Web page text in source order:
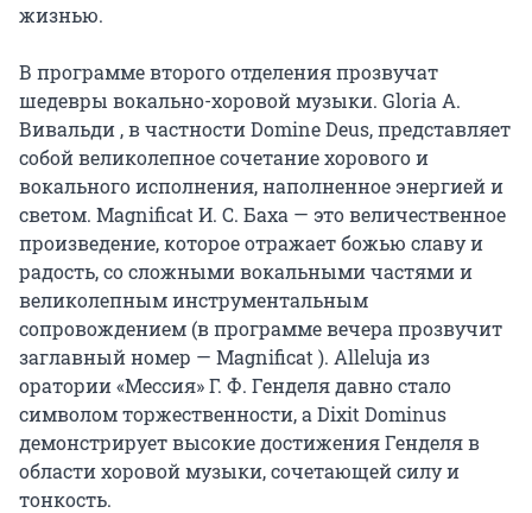
жизнью.
В программе второго отделения прозвучат
шедевры вокально-хоровой музыки. Gloria А.
Вивальди , в частности Domine Deus, представляет
собой великолепное сочетание хорового и
вокального исполнения, наполненное энергией и
светом. Magnificat И. С. Баха — это величественное
произведение, которое отражает божью славу и
радость, со сложными вокальными частями и
великолепным инструментальным
сопровождением (в программе вечера прозвучит
заглавный номер — Magnificat ). Alleluja из
оратории «Мессия» Г. Ф. Генделя давно стало
символом торжественности, а Dixit Dominus
демонстрирует высокие достижения Генделя в
области хоровой музыки, сочетающей силу и
тонкость.